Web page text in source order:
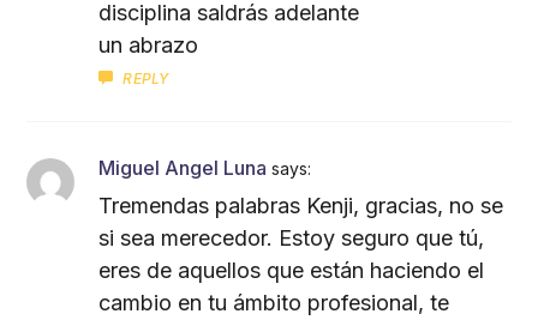
disciplina saldrás adelante
un abrazo
REPLY
Miguel Angel Lunasays:
Tremendas palabras Kenji, gracias, no se
si sea merecedor. Estoy seguro que tú,
eres de aquellos que están haciendo el
cambio en tu ámbito profesional, te